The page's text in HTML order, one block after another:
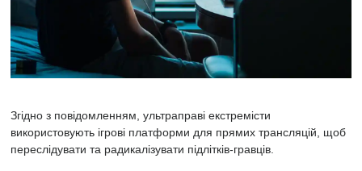
Згідно з повідомленням, ультраправі екстремісти
використовують ігрові платформи для прямих трансляцій, щоб
переслідувати та радикалізувати підлітків-гравців.